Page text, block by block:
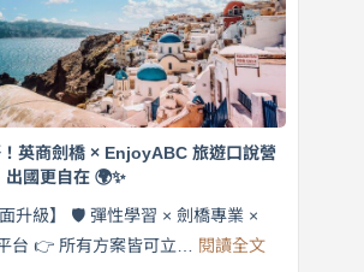
英商劍橋 × EnjoyABC 旅遊口說營
出國更自在 🌍✨
面升級】 🛡️ 彈性學習 × 劍橋專業 ×
台 👉 所有方案皆可立… 閱讀全文: